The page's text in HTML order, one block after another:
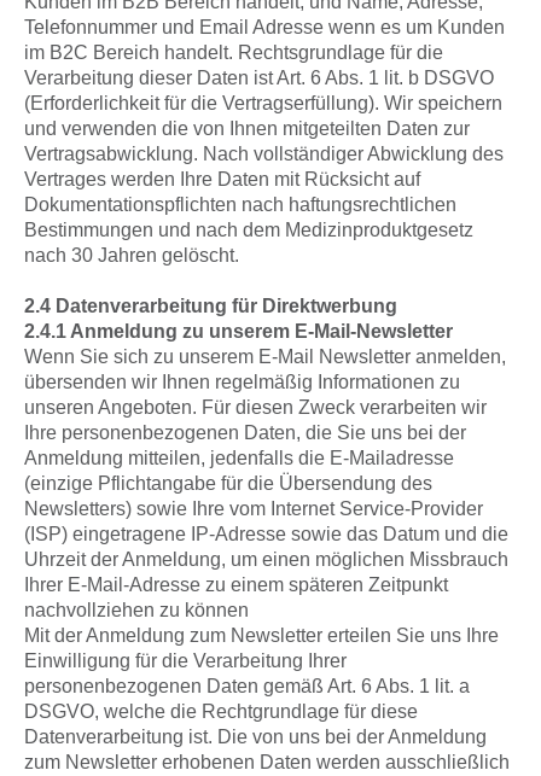
Telefonnummer und Email Adresse wenn es um Kunden
im B2C Bereich handelt. Rechtsgrundlage für die
Verarbeitung dieser Daten ist Art. 6 Abs. 1 lit. b DSGVO
(Erforderlichkeit für die Vertragserfüllung). Wir speichern
und verwenden die von Ihnen mitgeteilten Daten zur
Vertragsabwicklung. Nach vollständiger Abwicklung des
Vertrages werden Ihre Daten mit Rücksicht auf
Dokumentationspflichten nach haftungsrechtlichen
Bestimmungen und nach dem Medizinproduktgesetz
nach 30 Jahren gelöscht.
2.4 Datenverarbeitung für Direktwerbung
2.4.1 Anmeldung zu unserem E-Mail-Newsletter
Wenn Sie sich zu unserem E-Mail Newsletter anmelden,
übersenden wir Ihnen regelmäßig Informationen zu
unseren Angeboten. Für diesen Zweck verarbeiten wir
Ihre personenbezogenen Daten, die Sie uns bei der
Anmeldung mitteilen, jedenfalls die E-Mailadresse
(einzige Pflichtangabe für die Übersendung des
Newsletters) sowie Ihre vom Internet Service-Provider
(ISP) eingetragene IP-Adresse sowie das Datum und die
Uhrzeit der Anmeldung, um einen möglichen Missbrauch
Ihrer E-Mail-Adresse zu einem späteren Zeitpunkt
nachvollziehen zu können
Mit der Anmeldung zum Newsletter erteilen Sie uns Ihre
Einwilligung für die Verarbeitung Ihrer
personenbezogenen Daten gemäß Art. 6 Abs. 1 lit. a
DSGVO, welche die Rechtgrundlage für diese
Datenverarbeitung ist. Die von uns bei der Anmeldung
zum Newsletter erhobenen Daten werden ausschließlich